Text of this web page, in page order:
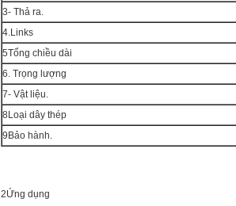
3- Thả ra.
4.Links
5Tổng chiều dài
6. Trọng lượng
7- Vật liệu.
8Loại dây thép
9Bảo hành.
2Ứng dụng